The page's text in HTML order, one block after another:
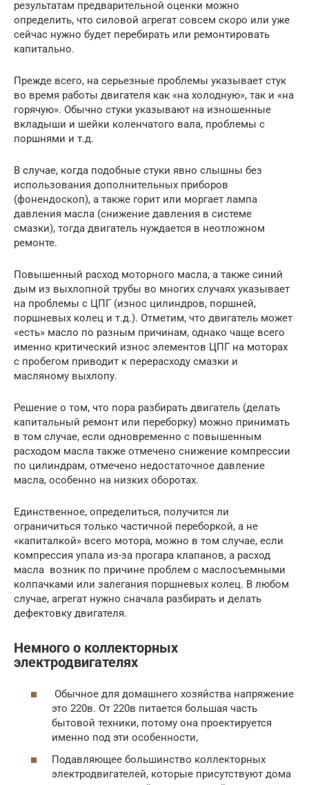
результатам предварительной оценки можно
определить, что силовой агрегат совсем скоро или уже
сейчас нужно будет перебирать или ремонтировать
капитально.
Прежде всего, на серьезные проблемы указывает стук
во время работы двигателя как «на холодную», так и «на
горячую». Обычно стуки указывают на изношенные
вкладыши и шейки коленчатого вала, проблемы с
поршнями и т.д.
В случае, когда подобные стуки явно слышны без
использования дополнительных приборов
(фонендоскоп), а также горит или моргает лампа
давления масла (снижение давления в системе
смазки), тогда двигатель нуждается в неотложном
ремонте.
Повышенный расход моторного масла, а также синий
дым из выхлопной трубы во многих случаях указывает
на проблемы с ЦПГ (износ цилиндров, поршней,
поршневых колец и т.д.). Отметим, что двигатель может
«есть» масло по разным причинам, однако чаще всего
именно критический износ элементов ЦПГ на моторах
с пробегом приводит к перерасходу смазки и
масляному выхлопу.
Решение о том, что пора разбирать двигатель (делать
капитальный ремонт или переборку) можно принимать
в том случае, если одновременно с повышенным
расходом масла также отмечено снижение компрессии
по цилиндрам, отмечено недостаточное давление
масла, особенно на низких оборотах.
Единственное, определиться, получится ли
ограничиться только частичной переборкой, а не
«капиталкой» всего мотора, можно в том случае, если
компрессия упала из-за прогара клапанов, а расход
масла возник по причине проблем с маслосъемными
колпачками или залегания поршневых колец. В любом
случае, агрегат нужно сначала разбирать и делать
дефектовку двигателя.
Немного о коллекторных
электродвигателях
Обычное для домашнего хозяйства напряжение
это 220в. От 220в питается большая часть
бытовой техники, потому она проектируется
именно под эти особенности,
Подавляющее большинство коллекторных
электродвигателей, которые присутствуют дома